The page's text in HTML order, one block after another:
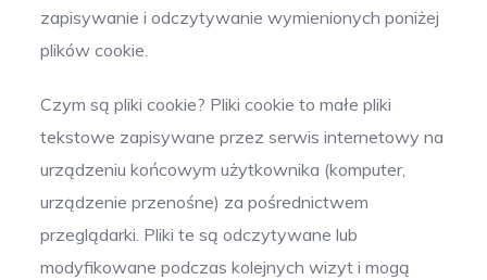
zapisywanie i odczytywanie wymienionych poniżej
plików cookie.
Czym są pliki cookie? Pliki cookie to małe pliki
tekstowe zapisywane przez serwis internetowy na
urządzeniu końcowym użytkownika (komputer,
urządzenie przenośne) za pośrednictwem
przeglądarki. Pliki te są odczytywane lub
modyfikowane podczas kolejnych wizyt i mogą